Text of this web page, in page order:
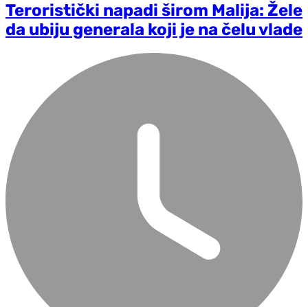
Teroristički napadi širom Malija: Žele
da ubiju generala koji je na čelu vlade